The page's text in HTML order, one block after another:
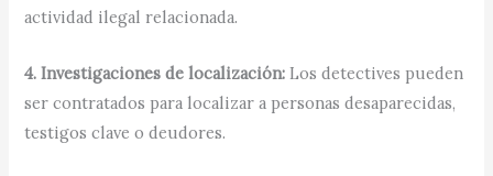
actividad ilegal relacionada.
4. Investigaciones de localización: Los detectives pueden
ser contratados para localizar a personas desaparecidas,
testigos clave o deudores.